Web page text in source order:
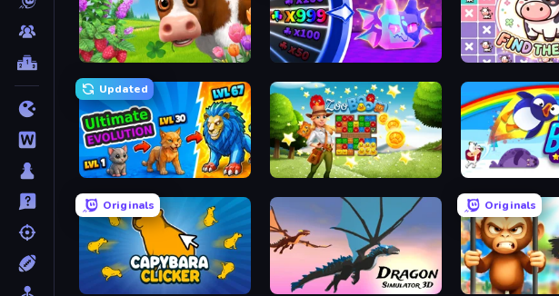
Country Life Meadows Meeland.io Find The Cow
Updated
Ultimate Evolution Zoo Boom Bouncemasters
Originals
Capybara Clicker Dragon Simulator 3D
Originals
Crazy Zoo